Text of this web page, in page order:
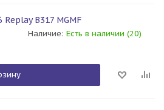
Replay B317 MGMF
Наличие: Есть в наличии (20)